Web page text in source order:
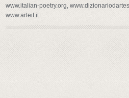
www.italian-poetry.org,
www.arteit.it.